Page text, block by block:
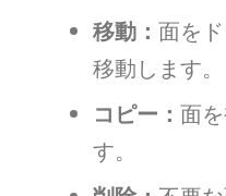
移動： 面を
移動します。
コピー： 面
す。